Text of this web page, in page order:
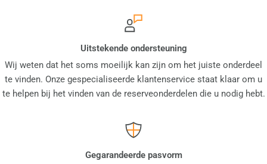
Uitstekende ondersteuning
Wij weten dat het soms moeilijk kan zijn om het juiste onderdeel
te vinden. Onze gespecialiseerde klantenservice staat klaar om u
te helpen bij het vinden van de reserveonderdelen die u nodig hebt.
Gegarandeerde pasvorm